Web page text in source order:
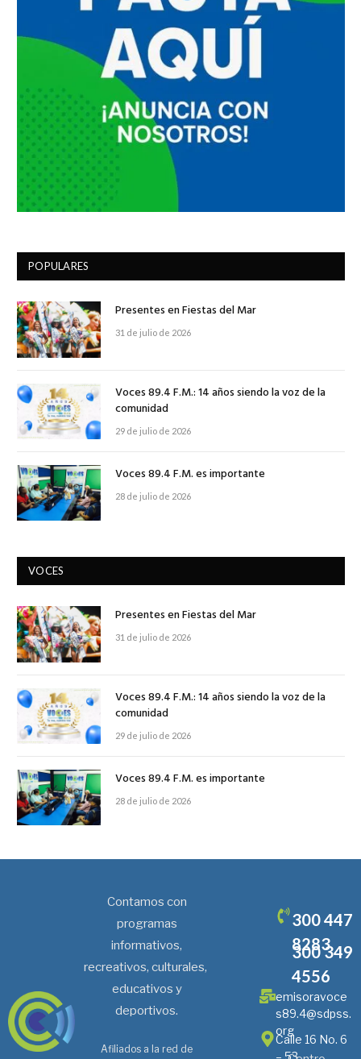
POPULARES
Presentes en Fiestas del Mar
31 de julio de 2026
Voces 89.4 F.M.: 14 años siendo la voz de la
comunidad
29 de julio de 2026
Voces 89.4 F.M. es importante
28 de julio de 2026
VOCES
Presentes en Fiestas del Mar
31 de julio de 2026
Voces 89.4 F.M.: 14 años siendo la voz de la
comunidad
29 de julio de 2026
Voces 89.4 F.M. es importante
28 de julio de 2026
Contamos con
programas
informativos,
recreativos, culturales,
educativos y
deportivos.
Afiliados a la red de
300 447
8283
300 349
4556
emisoravoce
s89.4@sdpss.
org
Calle 16 No. 6